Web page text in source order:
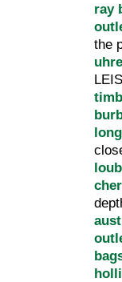
ray
the
cher